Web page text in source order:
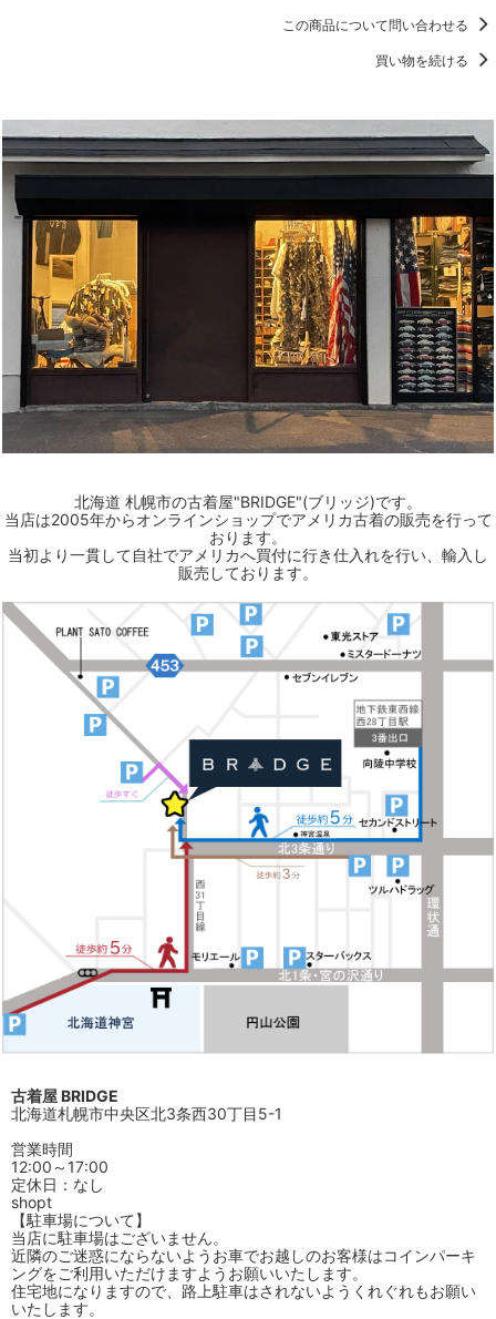
この商品について問い合わせる
買い物を続ける
北海道 札幌市の古着屋"BRIDGE"(ブリッジ)です。
当店は2005年からオンラインショップでアメリカ古着の販売を行って
おります。
当初より一貫して自社でアメリカへ買付に行き仕入れを行い、輸入し
販売しております。
古着屋 BRIDGE
北海道札幌市中央区北3条西30丁目5-1
営業時間
12:00～17:00
定休日：なし
shopt
【駐車場について】
当店に駐車場はございません。
近隣のご迷惑にならないようお車でお越しのお客様はコインパーキ
ングをご利用いただけますようお願いいたします。
住宅地になりますので、路上駐車はされないようくれぐれもお願い
いたします。